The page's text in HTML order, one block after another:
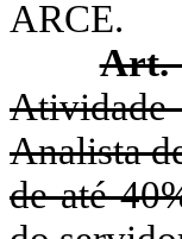
ARCE.
Art.
Atividade
Analista
de até